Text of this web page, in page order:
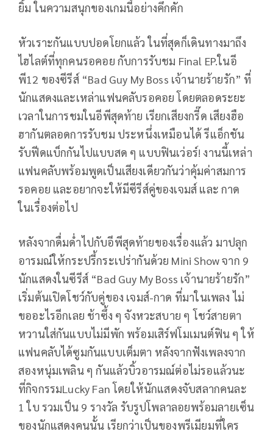
ยิ้ม ในความสนุกของเกมนี้อย่างคึกคัก
หัวเราะกันแบบปอดโยกแล้ว ในที่สุดก็เดินทางมาถึง
ไฮไลต์ที่ทุกคนรอคอย กับการรับชม Final EP.ในอี
พี12 ของซีรีส์ “Bad Guy My Boss เจ้านายร้ายรัก” ที่
นักแสดงและเหล่าแฟนคลับรอคอย โดยตลอดระยะ
เวลาในการชมในอีพีสุดท้าย เรียกเสียงกรี๊ด เสียงฮือ
ฮากันตลอดการรับชม ประหนึ่งเหมือนได้ รีแอ็กชัน
รับฟีดแบ็กกันไปแบบสด ๆ แบบฟินเว่อร์! งานนี้เหล่า
แฟนคลับพร้อมพูดเป็นเสียงเดียวกันว่าคุ้มค่าสมการ
รอคอย และอยากจะให้มีซีรีส์คู่ของเจมส์ และ กาด
ในเรื่องต่อไป
หลังจากดื่มด่ำไปกับอีพีสุดท้ายของเรื่องแล้ว มาปลุก
อารมณ์ให้กระปรี้กระเปร่ากันด้วย Mini Show จาก 9
นักแสดงในซีรีส์ “Bad Guy My Boss เจ้านายร้ายรัก”
เริ่มต้นเปิดโชว์กับคู่ของ เจมส์-กาด ที่มาในเพลง ไม่
ขออะไรอีกเลย ช้าซึ้ง ๆ จังหวะสบาย ๆ โชว์สายตา
หวานใส่กันแบบไม่มีพัก พร้อมเสิร์ฟโมเมนต์ฟิน ๆ ให้
แฟนคลับได้ซูมกันแบบเต็มตา หลังจากฟังเพลงจาก
สองหนุ่มเพลิน ๆ กันแล้วบิ้วอารมณ์ต่อไม่รอแล้วนะ
ที่กิจกรรมLucky Fan โดยให้นักแสดงจับสลากคนละ
1 ใบ รวมเป็น 9 รางวัล รับรูปโพลาลอยพร้อมลายเซ็น
ของนักแสดงคนนั้น เรียกว่าเป็นของพรีเมียมที่ใคร